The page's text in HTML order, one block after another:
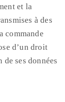
et la
à des
commande
d’un droit
ses données